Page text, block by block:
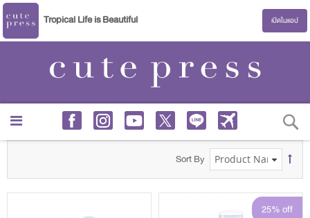
Tropical Life is Beautiful เปิดในแอป
Sort By
25% off